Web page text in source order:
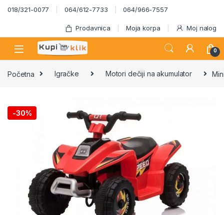
Skip to navigation
Skip to content
018/321-0077 064/612-7733 064/966-7557
Prodavnica Moja korpa Moj nalog
0
Početna Igračke Motori dečiji na akumulator
-30%